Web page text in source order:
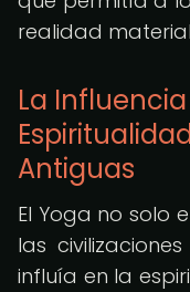
realidad
La
Antiguas
El Yoga no solo
las
influía en la